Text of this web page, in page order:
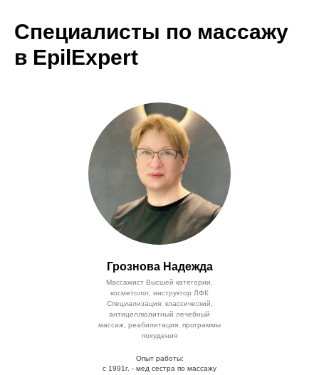
Специалисты по массажу
в EpilExpert
Грознова Надежда
Массажист Высшей категории,
косметолог, инструктор ЛФК
Специализация: классический,
антицеллюлитный лечебный
массаж, реабилитация, программы
похудения
Опыт работы:
с 1991г. - мед сестра по массажу